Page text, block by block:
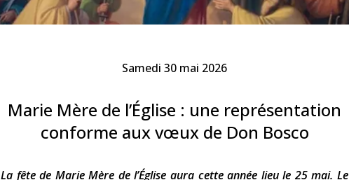
Marie de Nazareth
Samedi 30 mai 2026
Marie Mère de l’Église : une représentation
conforme aux vœux de Don Bosco
La fête de Marie Mère de l’Église aura cette année lieu le 25 mai. Le